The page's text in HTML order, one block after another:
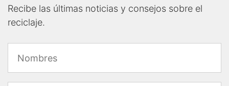
Recibe las últimas noticias y consejos sobre el
reciclaje.